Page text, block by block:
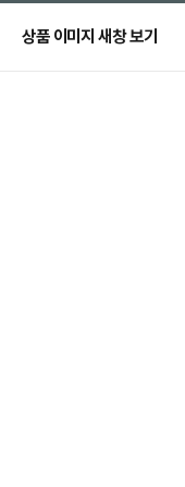
상품 이미지 새창 보기